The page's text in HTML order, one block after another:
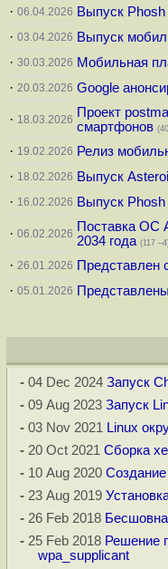
· 06.04.2026 Выпуск
· 03.04.2026 Выпуск
· 30.03.2026 Мобильная
· 20.03.2026 Google
· 18.03.2026 Проект
смартфонов
· 19.02.2026 Релиз
· 18.02.2026 Выпуск
· 16.02.2026 Выпуск
· 06.02.2026 Поставка ОС
2034 года (117
· 26.01.2026 Представлен
· 05.01.2026
-04 Dec 2024 Запуск
-09 Aug 2023 Запуск
-03 Nov 2021
Linux
-20 Oct 2021 Сборка
-10 Aug 2020
-23 Aug 2019
-26 Feb 2018
-25 Feb 2018 Решение
wpa_supplicant